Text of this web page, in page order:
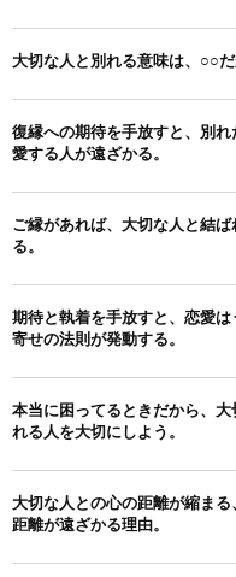
大切な人と別れる意味は、○○
復縁への期待を手放すと、別
愛する人が遠ざかる。
ご縁があれば、大切な人と結
る。
期待と執着を手放すと、恋愛
寄せの法則が発動する。
本当に困ってるときだから、
れる人を大切にしよう。
大切な人との心の距離が縮ま
距離が遠ざかる理由。